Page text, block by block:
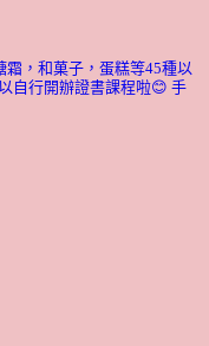
霜，和菓子，蛋糕等45種以
自行開辦證書課程啦😊 手